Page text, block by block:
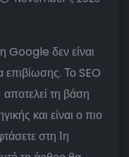
Google δεν είναι
επιβίωσης. Το SEO
τη βάση
και είναι ο πιο
στη 1η